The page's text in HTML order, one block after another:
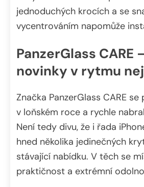
jednoduchých krocích a se
vycentrováním napomůže
PanzerGlass CARE
novinky v rytmu
Značka PanzerGlass CARE
v loňském roce a rychle
Není tedy divu, že i řada
hned několika jedinečných
stávající nabídku. V těch se
praktičnost a extrémní